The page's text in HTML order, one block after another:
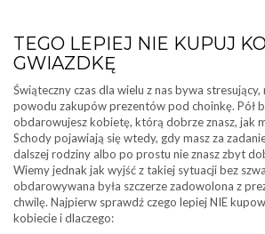
TEGO LEPIEJ NIE KUPUJ
GWIAZDKĘ
Świąteczny czas dla wielu z nas bywa
powodu zakupów prezentów pod choinkę. Pół
obdarowujesz kobietę, którą dobrze znasz, jak
Schody pojawiają się wtedy, gdy masz za
dalszej rodziny albo po prostu nie znasz zbyt
Wiemy jednak jak wyjść z takiej sytuacji bez
obdarowywana była szczerze zadowolona z
chwilę. Najpierw sprawdź czego lepiej NIE
kobiecie i dlaczego: